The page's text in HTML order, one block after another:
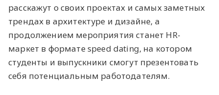
расскажут о своих проектах и самых заметных
трендах в архитектуре и дизайне, а
продолжением мероприятия станет HR-
маркет в формате speed dating, на котором
студенты и выпускники смогут презентовать
себя потенциальным работодателям.